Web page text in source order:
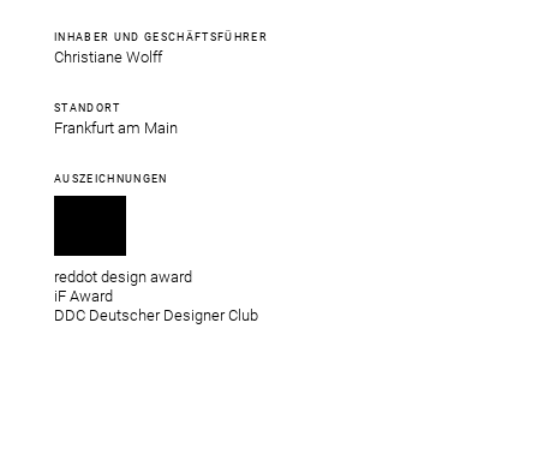
INHABER UND GESCHÄFTSFÜHRER
Christiane Wolff
STANDORT
Frankfurt am Main
AUSZEICHNUNGEN
reddot design award
iF Award
DDC Deutscher Designer Club